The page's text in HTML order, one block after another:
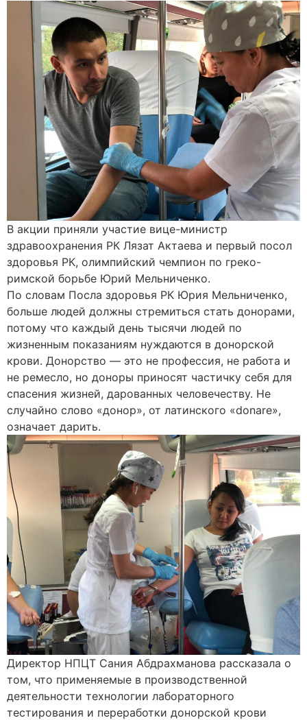
В акции приняли участие вице-министр
здравоохранения РК Лязат Актаева и первый посол
здоровья РК, олимпийский чемпион по греко-
римской борьбе Юрий Мельниченко.
По словам Посла здоровья РК Юрия Мельниченко,
больше людей должны стремиться стать донорами,
потому что каждый день тысячи людей по
жизненным показаниям нуждаются в донорской
крови. Донорство — это не профессия, не работа и
не ремесло, но доноры приносят частичку себя для
спасения жизней, дарованных человечеству. Не
случайно слово «донор», от латинского «donare»,
означает дарить.
Директор НПЦТ Сания Абдрахманова рассказала о
том, что применяемые в производственной
деятельности технологии лабораторного
тестирования и переработки донорской крови